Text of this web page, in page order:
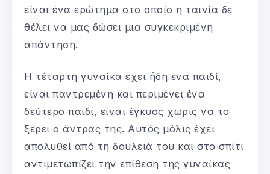
είναι ένα ερώτημα στο οποίο η ταινία δε
θέλει να μας δώσει μια συγκεκριμένη
απάντηση.
Η τέταρτη γυναίκα έχει ήδη ένα παιδί,
είναι παντρεμένη και περιμένει ένα
δεύτερο παιδί, είναι έγκυος χωρίς να το
ξέρει ο άντρας της. Αυτός μόλις έχει
απολυθεί από τη δουλειά του και στο σπίτι
αντιμετωπίζει την επίθεση της γυναίκας